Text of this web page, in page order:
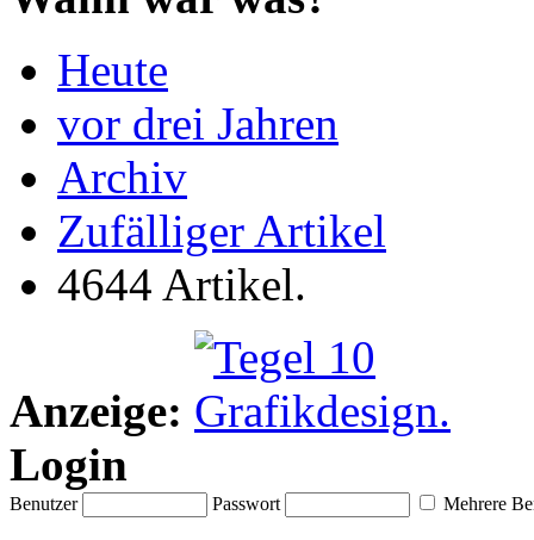
Heute
vor drei Jahren
Archiv
Zufälliger Artikel
4644 Artikel.
Anzeige:
Login
Benutzer Passwort Mehrere